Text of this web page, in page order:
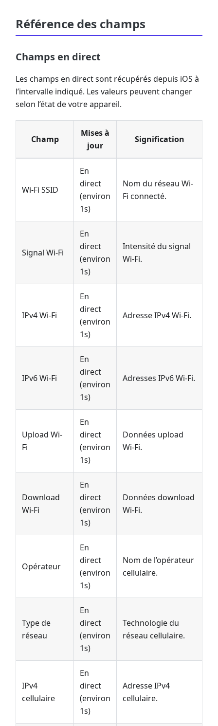
Référence des champs
Champs en direct
Les champs en direct sont récupérés depuis iOS à
l’intervalle indiqué. Les valeurs peuvent changer
selon l’état de votre appareil.
Champ
Mises à
jour
Signification
Wi-Fi SSID
En
direct
(environ
1s)
Nom du réseau Wi-
Fi connecté.
Signal Wi-Fi
En
direct
(environ
1s)
Intensité du signal
Wi-Fi.
IPv4 Wi-Fi
En
direct
(environ
1s)
Adresse IPv4 Wi-Fi.
IPv6 Wi-Fi
En
direct
(environ
1s)
Adresses IPv6 Wi-Fi.
Upload Wi-
Fi
En
direct
(environ
1s)
Données upload
Wi-Fi.
Download
Wi-Fi
En
direct
(environ
1s)
Données download
Wi-Fi.
Opérateur
En
direct
(environ
1s)
Nom de l’opérateur
cellulaire.
Type de
réseau
En
direct
(environ
1s)
Technologie du
réseau cellulaire.
IPv4
cellulaire
En
direct
(environ
1s)
Adresse IPv4
cellulaire.